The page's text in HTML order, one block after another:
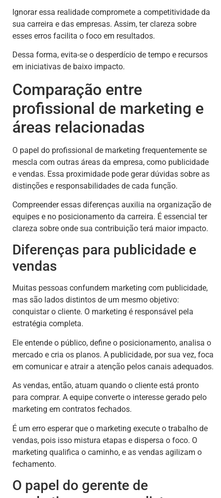
Ignorar essa realidade compromete a competitividade da
sua carreira e das empresas. Assim, ter clareza sobre
esses erros facilita o foco em resultados.
Dessa forma, evita-se o desperdício de tempo e recursos
em iniciativas de baixo impacto.
Comparação entre
profissional de marketing e
áreas relacionadas
O papel do profissional de marketing frequentemente se
mescla com outras áreas da empresa, como publicidade
e vendas. Essa proximidade pode gerar dúvidas sobre as
distinções e responsabilidades de cada função.
Compreender essas diferenças auxilia na organização de
equipes e no posicionamento da carreira. É essencial ter
clareza sobre onde sua contribuição terá maior impacto.
Diferenças para publicidade e
vendas
Muitas pessoas confundem marketing com publicidade,
mas são lados distintos de um mesmo objetivo:
conquistar o cliente. O marketing é responsável pela
estratégia completa.
Ele entende o público, define o posicionamento, analisa o
mercado e cria os planos. A publicidade, por sua vez, foca
em comunicar e atrair a atenção pelos canais adequados.
As vendas, então, atuam quando o cliente está pronto
para comprar. A equipe converte o interesse gerado pelo
marketing em contratos fechados.
É um erro esperar que o marketing execute o trabalho de
vendas, pois isso mistura etapas e dispersa o foco. O
marketing qualifica o caminho, e as vendas agilizam o
fechamento.
O papel do gerente de